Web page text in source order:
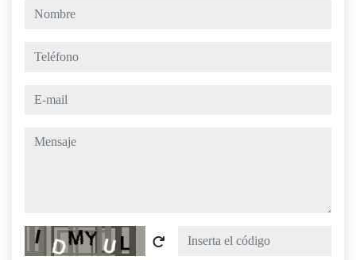
nombre
teléfono
e-mail
mensaje
Captcha